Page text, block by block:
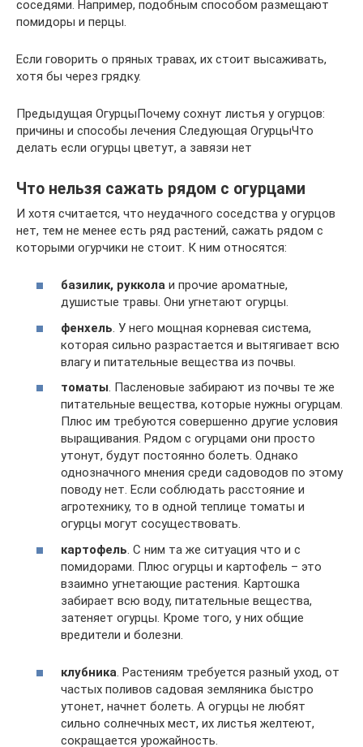
соседями. Например, подобным способом размещают
помидоры и перцы.
Если говорить о пряных травах, их стоит высаживать,
хотя бы через грядку.
Предыдущая ОгурцыПочему сохнут листья у огурцов:
причины и способы лечения Следующая ОгурцыЧто
делать если огурцы цветут, а завязи нет
Что нельзя сажать рядом с огурцами
И хотя считается, что неудачного соседства у огурцов
нет, тем не менее есть ряд растений, сажать рядом с
которыми огурчики не стоит. К ним относятся:
базилик, руккола и прочие ароматные,
душистые травы. Они угнетают огурцы.
фенхель . У него мощная корневая система,
которая сильно разрастается и вытягивает всю
влагу и питательные вещества из почвы.
томаты. Пасленовые забирают из почвы те же
питательные вещества, которые нужны огурцам.
Плюс им требуются совершенно другие условия
выращивания. Рядом с огурцами они просто
утонут, будут постоянно болеть. Однако
однозначного мнения среди садоводов по этому
поводу нет. Если соблюдать расстояние и
агротехнику, то в одной теплице томаты и
огурцы могут сосуществовать.
картофель . С ним та же ситуация что и с
помидорами. Плюс огурцы и картофель – это
взаимно угнетающие растения. Картошка
забирает всю воду, питательные вещества,
затеняет огурцы. Кроме того, у них общие
вредители и болезни.
клубника . Растениям требуется разный уход, от
частых поливов садовая земляника быстро
утонет, начнет болеть. А огурцы не любят
сильно солнечных мест, их листья желтеют,
сокращается урожайность.